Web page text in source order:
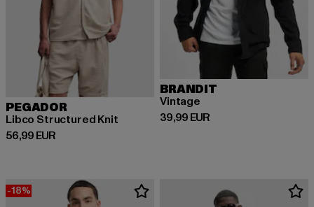
PEGADOR
Libco Structured Knit
56,99 EUR
Derzeitiger Preis: 56,99 EUR
BRANDIT
Vintage
39,99 EUR
Derzeitiger Preis: 39,99 EUR
-18%